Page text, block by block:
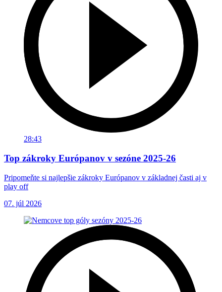
28:43
Top zákroky Európanov v sezóne 2025-26
Pripomeňte si najlepšie zákroky Európanov v základnej časti aj v
play off
07. júl 2026